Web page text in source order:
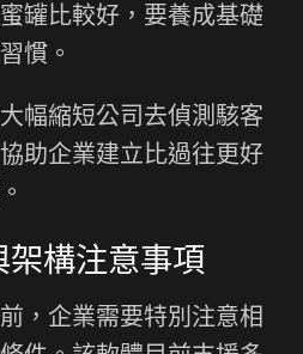
罐比較好，要養成基礎
慣。
幅縮短公司去偵測駭客
助企業建立比過往更好
構注意事項
，企業需要特別注意相